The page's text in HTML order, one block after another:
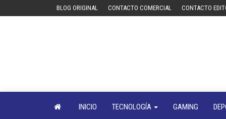
BLOG ORIGINAL CONTACTO COMERCIAL CONTACTO
INICIO TECNOLOGÍA GAMING